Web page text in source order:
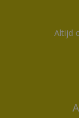
Altijd